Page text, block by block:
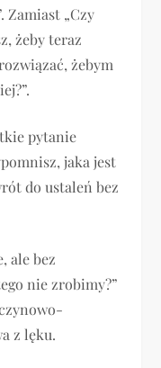
Zamiast „Czy
żeby teraz
żebym
pytanie
jaka jest
do ustaleń bez
ale bez
nie zrobimy?”
z lęku.